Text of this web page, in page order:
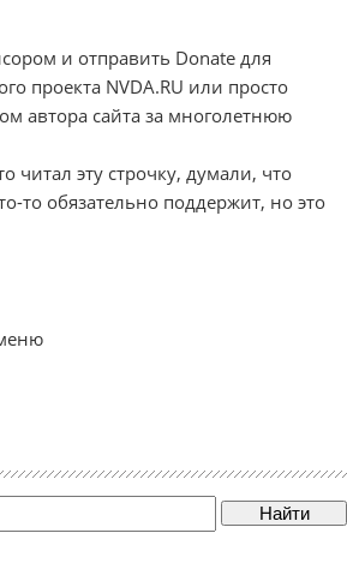
и отправить Donate для
проекта NVDA.RU или просто
автора сайта за многолетнюю
читал эту строчку, думали, что
то обязательно поддержит, но это
Найти